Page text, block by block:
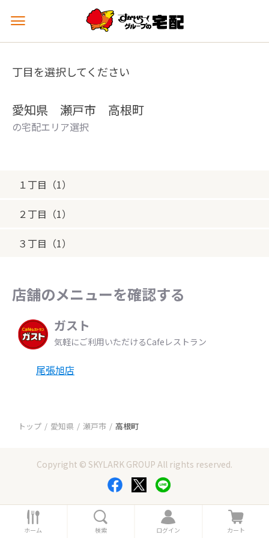
メ
ュ
を
丁目を選択してください
愛知県 瀬戸市 高根町
の宅配エリア選択
１丁目（1）
２丁目（1）
３丁目（1）
店舗のメニューを確認する
ガスト
気軽にご利用いただけるCafeレストラン
尾張旭店
トップ 愛知県 瀬戸市 高根町
Copyright © SKYLARK GROUP All rights reserved.
ホ
ー
ホーム 索
検索
ロ
グ
ログイン
カ
ー
カート